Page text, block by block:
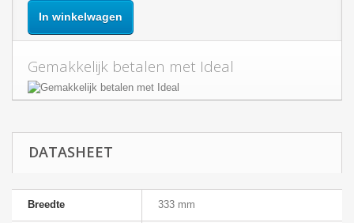
In winkelwagen
Gemakkelijk betalen met Ideal
DATASHEET
Breedte 333 mm